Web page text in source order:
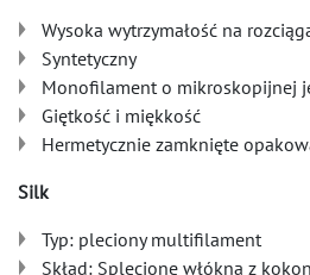
Wysoka wytrzymałość na
Syntetyczny
Monofilament o mikroskopijnej
Giętkość i miękkość
Hermetycznie zamknięte
Silk
Typ: pleciony multifilament
Skład: Splecione włókna z